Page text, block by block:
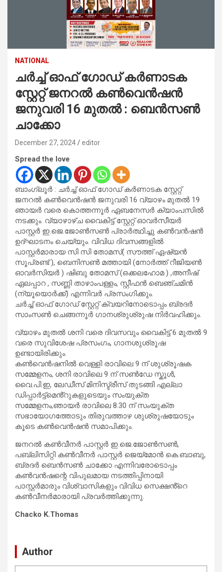
NATIONAL
ചർച്ച് ഓഫ് ഗോഡ് കർണാടക
സ്റ്റേറ്റ് ജനറൽ കൺവെൻഷൻ
ജനുവരി 16 മുതൽ : ബെൻസൺ
ചാക്കോ
December 27, 2024 editor
Spread the love
ബാംഗ്ലൂർ : ചർച്ച് ഓഫ് ഗോഡ് കർണാടക സ്റ്റേറ്റ്
ജനറൽ കൺവെൻഷൻ ജനുവരി 16 വ്യാഴം മുതൽ 19
ഞായർ വരെ കൊത്തന്നൂർ ഏബനേസർ ക്യാംപസിൽ
നടക്കും. വ്യാഴാഴ്ച വൈകിട്ട് സ്റ്റേറ്റ് ഓവർസീയർ
പാസ്റ്റർ ഇ.ജെ.ജോൺസൺ പ്രാർത്ഥിച്ചു കൺവൻഷൻ
ഉദ്ഘാടനം ചെയ്യും. വിവിധ ദിവസങ്ങളിൽ
പാസ്റ്റർമാരായ സി സി തോമസ്( സൗത്ത് ഏഷ്യൻ
സൂപ്രണ്ട് ), ബെനിസൺ മത്തായി (നോർത്ത് റീജിയൺ
ഓവർസിയർ ) ഷിബു തോമസ് (ഒക്കലഹോമ ) ,അനീഷ്
ഏലപ്പാറ , സണ്ണി താഴാംപള്ളം, സ്റ്റീഫൻ ബെഞ്ചമിൻ
(ന്യൂയൊർക്ക്) എന്നിവർ പ്രസംഗിക്കും.
ചർച്ച് ഓഫ് ഗോഡ് സ്റ്റേറ്റ് ക്വയറിനോടൊപ്പം ബ്രദർ
സാംസൺ ചെങ്ങന്നൂർ ഗാനശ്രുശ്രുഷ നിർവഹിക്കും.
വ്യാഴം മുതൽ ശനി വരെ ദിവസവും വൈകിട്ട് 6 മുതൽ 9
വരെ സുവിശേഷ പ്രസംഗം, ഗാനശുശ്രൂഷ
ഉണ്ടായിരിക്കും.
കൺവെൻഷനിൽ വെള്ളി രാവിലെ 9 ന് ശുശ്രൂഷക
സമ്മേളനം, ശനി രാവിലെ 9 ന് സൺഡേ സ്കൂൾ,
വൈ.പി.ഇ, ലേഡീസ് മിനിസ്ട്രീസ് തുടങ്ങി എല്ലാ
ഡിപ്പാർട്ട്മെൻ്റുകളുടെയും സംയുക്ത
സമ്മേളനം,ഞായർ രാവിലെ 8.30 ന് സംയുക്ത
സഭായോഗത്തോടും തിരുവത്താഴ ശുശ്രുഷയോടും
കൂടെ കൺവെൻഷൻ സമാപിക്കും.
ജനറൽ കൺവീനർ പാസ്റ്റർ ഇ.ജെ.ജോൺസൺ,
പബ്ലിസിറ്റി കൺവീനർ പാസ്റ്റർ ജെയ്മോൻ കെ.ബാബു,
ബ്രദർ ബെൻസൺ ചാക്കോ എന്നിവരോടൊപ്പം
കൺവൻഷന്റെ വിപുലമായ നടത്തിപ്പിനായി
പാസ്റ്റർമാരും വിശ്വാസികളും വിവിധ സെക്ഷൻ്റെ
കൺവീനർമാരായി പ്രവർത്തിക്കുന്നു.
Chacko K.Thomas
Author